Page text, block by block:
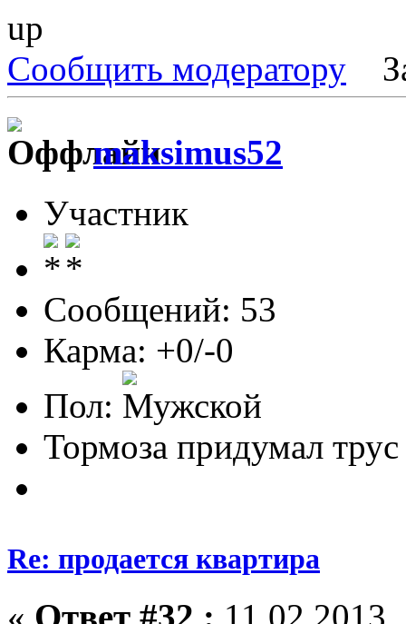
up
Сообщить модератору
maksimus52
Участник
Сообщений: 53
Карма: +0/-0
Пол:
Тормоза придумал трус
Re: продается квартира
« Ответ #32 :